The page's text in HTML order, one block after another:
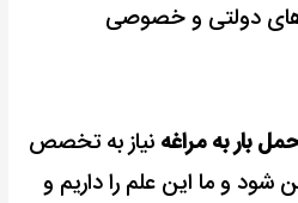
دولتی و خصوصی
بار به مراغه نیاز به تخصص
شود وما این علم را داریم و